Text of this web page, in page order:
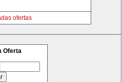
ofertas
Oferta